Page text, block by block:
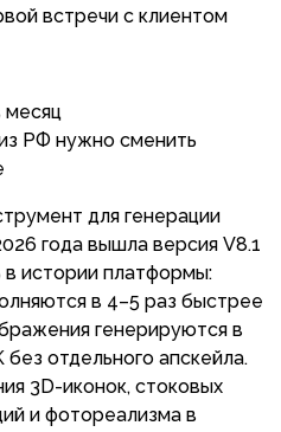
встречи с клиентом
месяц
РФ нужно сменить
для генерации
года вышла версия V8.1
истории платформы:
в 4–5 раз быстрее
генерируются в
отдельного апскейла.
3D-иконок, стоковых
и фотореализма в